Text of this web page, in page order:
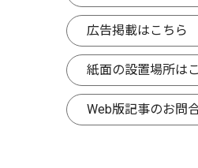
広告掲載はこちら
紙面の設置場所は
Web版記事のお問